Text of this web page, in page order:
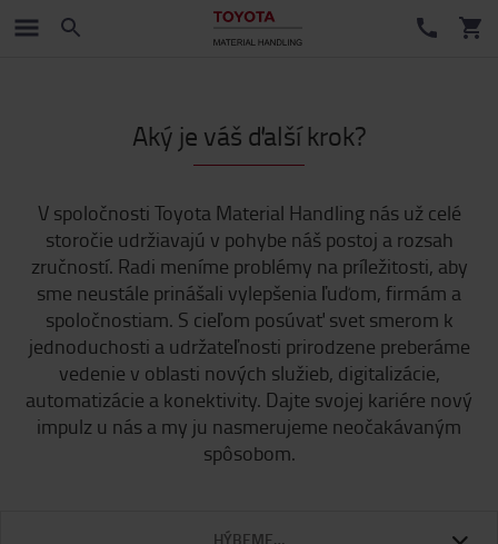
Aký je váš ďalší krok?
V spoločnosti Toyota Material Handling nás už celé
storočie udržiavajú v pohybe náš postoj a rozsah
zručností. Radi meníme problémy na príležitosti, aby
sme neustále prinášali vylepšenia ľuďom, firmám a
spoločnostiam. S cieľom posúvať svet smerom k
jednoduchosti a udržateľnosti prirodzene preberáme
vedenie v oblasti nových služieb, digitalizácie,
automatizácie a konektivity. Dajte svojej kariére nový
impulz u nás a my ju nasmerujeme neočakávaným
spôsobom.
HÝBEME…